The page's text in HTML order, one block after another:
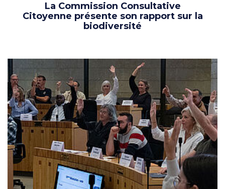
La Commission Consultative
Citoyenne présente son rapport sur la
biodiversité